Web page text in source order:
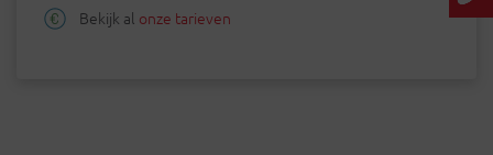
Bekijk al onze tarieven